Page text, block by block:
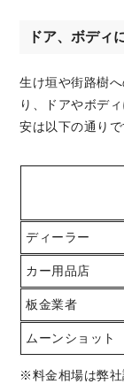
ドア、ボディ
生け垣や街路樹
り、ドアやボデ
安は以下の通りで
ディーラー
カー用品店
板金業者
ムーンショット
※料金相場は弊社